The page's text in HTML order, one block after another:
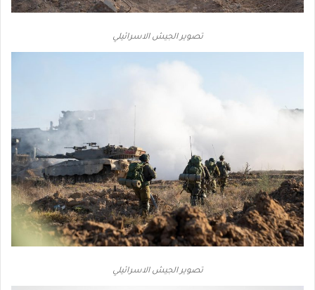
تصوير الجيش الاسرائيلي
تصوير الجيش الاسرائيلي